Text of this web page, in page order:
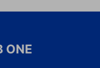
ONE